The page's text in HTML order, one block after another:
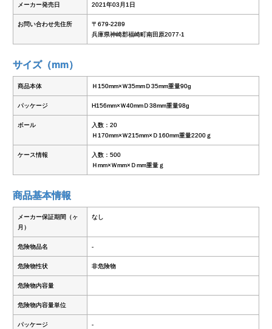
メーカー発売日 2021年03月1日
お問い合わせ先住所
〒679-2289
兵庫県神崎郡福崎町南田原2077-1
サイズ（mm）
商品本体 Ｈ150mm×Ｗ35mmＤ35mm重量90g
パッケージ H156mm×Ｗ40mmＤ38mm重量98g
ボール
入数：20
Ｈ170mm×Ｗ215mm×Ｄ160mm重量2200ｇ
ケース情報
入数：500
Ｈmm×Ｗmm×Ｄmm重量ｇ
商品基本情報
メーカー保証期間（ヶ
月）
なし
危険物品名 -
危険物性状 非危険物
危険物内容量
危険物内容量単位
パッケージ -